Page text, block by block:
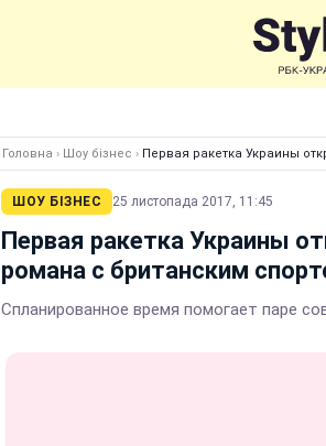
Головна › Шоу бізнес › Первая ракетка Украины
ШОУ БІЗНЕС 25 листопада 2017, 11:45
Первая ракетка Украины
романа с британским
Спланированное время помогает паре